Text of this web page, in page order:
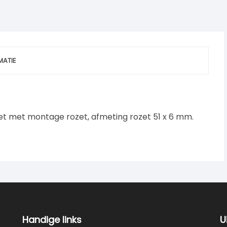
met montage rozet, afmeting rozet 51 x 6 mm.
Handige links